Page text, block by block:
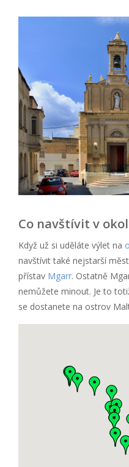
Co navštívit v
Když už si uděláte výlet na
navštívit také nejstarší
přístav Mgarr. Ostatně
nemůžete minout. Je to
se dostanete na ostrov